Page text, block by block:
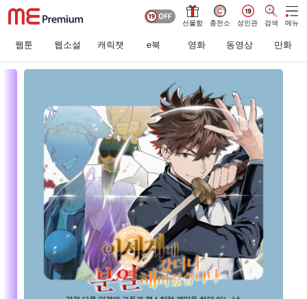
선물함 충전소 성인관 검색 메뉴
웹툰 웹소설 캐릭챗 e북 영화 동영상 만화